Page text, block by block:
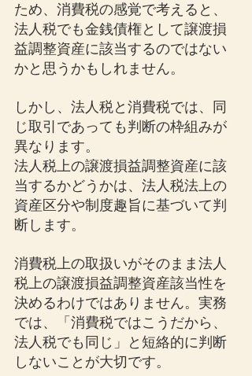
ため、消費税の感覚で考えると、
法人税でも金銭債権として譲渡損
益調整資産に該当するのではない
かと思うかもしれません。
しかし、法人税と消費税では、同
じ取引であっても判断の枠組みが
異なります。
法人税上の譲渡損益調整資産に該
当するかどうかは、法人税法上の
資産区分や制度趣旨に基づいて判
断します。
消費税上の取扱いがそのまま法人
税上の譲渡損益調整資産該当性を
決めるわけではありません。実務
では、「消費税ではこうだから、
法人税でも同じ」と短絡的に判断
しないことが大切です。